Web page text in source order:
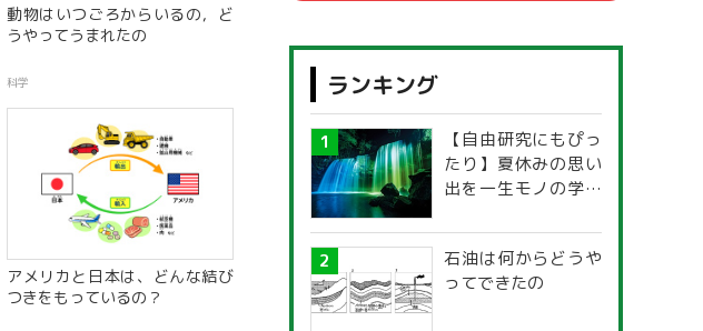
動物はいつごろからいるの，ど
うやってうまれたの
科学
アメリカと日本は、どんな結び
つきをもっているの？
ランキング
【自由研究にもぴっ
たり】夏休みの思い
出を一生モノの学び
探究ガイド
石油は何からどうや
ってできたの